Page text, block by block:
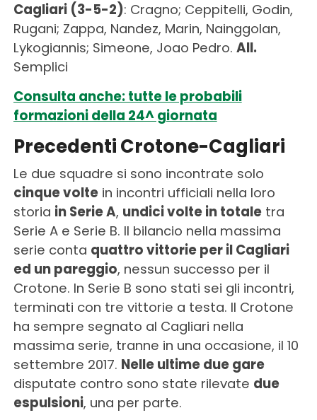
Cagliari (3-5-2): Cragno; Ceppitelli, Godin,
Rugani; Zappa, Nandez, Marin, Nainggolan,
Lykogiannis; Simeone, Joao Pedro. All.
Semplici
Consulta anche: tutte le probabili
formazioni della 24^ giornata
Precedenti Crotone-Cagliari
Le due squadre si sono incontrate solo
cinque voltein incontri ufficiali nella loro
storia in Serie A, undici volte in totaletra
Serie A e Serie B. Il bilancio nella massima
serie conta quattro vittorie per il Cagliari
ed un pareggio, nessun successo per il
Crotone. In Serie B sono stati sei gli incontri,
terminati con tre vittorie a testa. Il Crotone
ha sempre segnato al Cagliari nella
massima serie, tranne in una occasione, il 10
settembre 2017. Nelle ultime due gare
disputate contro sono state rilevate due
espulsioni, una per parte.